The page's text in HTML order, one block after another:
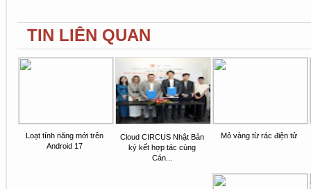
TIN LIÊN QUAN
Loạt tính năng mới trên
Android 17
Cloud CIRCUS Nhật Bản
ký kết hợp tác cùng
Cán...
Mỏ vàng từ rác điện tử